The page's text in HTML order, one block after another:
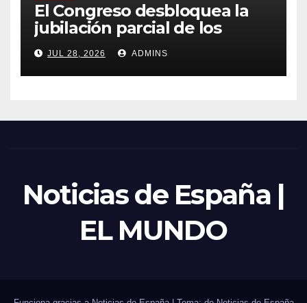
El Congreso desbloquea la
jubilación parcial de los
trabajadores laborales del
sector público
JUL 28, 2026 ADMINS
Noticias de España |
EL MUNDO